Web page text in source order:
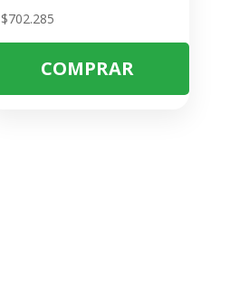
$702.285
COMPRAR